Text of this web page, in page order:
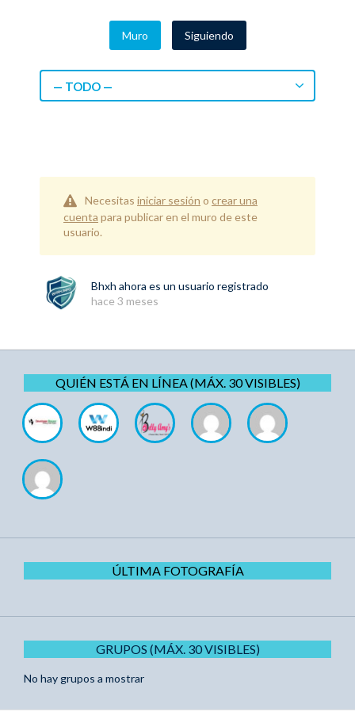
Muro Siguiendo
— TODO —
Necesitas iniciar sesión o crear una
cuenta para publicar en el muro de este
usuario.
Bhxh ahora es un usuario registrado
hace 3 meses
QUIÉN ESTÁ EN LÍNEA (MÁX. 30 VISIBLES)
ÚLTIMA FOTOGRAFÍA
GRUPOS (MÁX. 30 VISIBLES)
No hay grupos a mostrar